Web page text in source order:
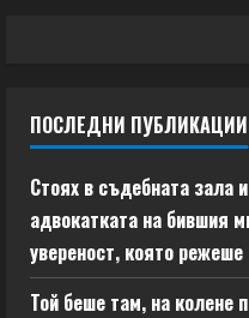
ПОСЛЕДНИ ПУБЛИКАЦИИ
Стоях в съдебната зала
адвокатката на бившия
увереност, която
Той беше там, на колене